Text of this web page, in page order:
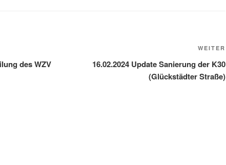
des WZV
WEITER
16.02.2024 Update Sanierung der K30
(Glückstädter Straße)